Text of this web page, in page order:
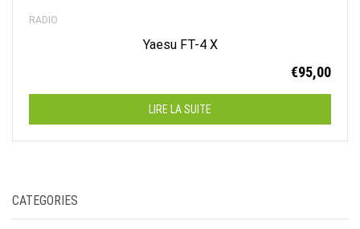
RADIO
Yaesu FT-4 X
€95,00
LIRE LA SUITE
CATEGORIES